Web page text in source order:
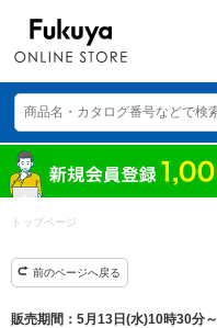
トップページ
前のページへ戻る
販売期間：5月13日(水)10時30分～